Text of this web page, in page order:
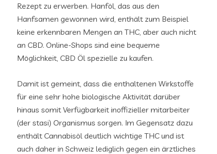
Rezept zu erwerben. Hanföl, das aus den
Hanfsamen gewonnen wird, enthält zum Beispiel
keine erkennbaren Mengen an THC, aber auch nicht
an CBD. Online-Shops sind eine bequeme
Möglichkeit, CBD Öl spezielle zu kaufen.
Damit ist gemeint, dass die enthaltenen Wirkstoffe
für eine sehr hohe biologische Aktivität darüber
hinaus somit Verfügbarkeit inoffizieller mitarbeiter
(der stasi) Organismus sorgen. Im Gegensatz dazu
enthält Cannabisöl deutlich wichtige THC und ist
auch daher in Schweiz lediglich gegen ein ärztliches